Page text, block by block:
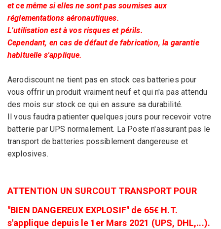
et ce même si elles ne sont pas soumises aux
réglementations aéronautiques.
L’utilisation est à vos risques et périls.
Cependant, en cas de défaut de fabrication, la garantie
habituelle s'applique.
Aerodiscount ne tient pas en stock ces batteries pour
vous offrir un produit vraiment neuf et qui n'a pas attendu
des mois sur stock ce qui en assure sa durabilité.
Il vous faudra patienter quelques jours pour recevoir votre
batterie par UPS normalement. La Poste n'assurant pas le
transport de batteries possiblement dangereuse et
explosives.
ATTENTION UN SURCOUT TRANSPORT POUR
"BIEN DANGEREUX EXPLOSIF" de 65€ H.T.
s'applique depuis le 1er Mars 2021 (UPS, DHL,...).